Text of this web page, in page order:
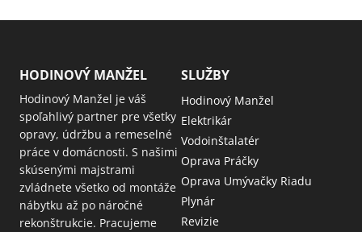
HODINOVÝ MANŽEL
Hodinový Manžel je váš
spoľahlivý partner pre všetky
opravy, údržbu a remeselné
práce v domácnosti. S našimi
skúsenými majstrami
zvládnete všetko od montáže
nábytku až po náročné
rekonštrukcie. Pracujeme
SLUŽBY
Hodinový Manžel
Elektrikár
Vodoinštalatér
Oprava Práčky
Oprava Umývačky Riadu
Plynár
Revizie